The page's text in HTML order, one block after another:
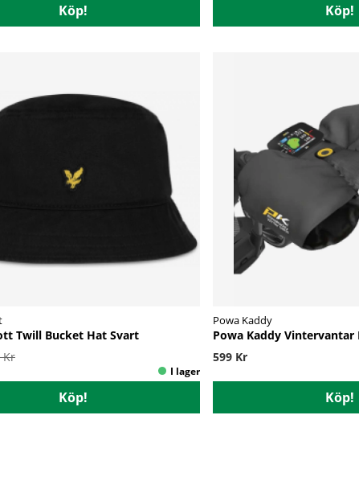
Köp! Köp!
Twill Bucket Hat Svart
Kr
Köp!
Powa Kaddy
Powa Kaddy Vintervantar
599 Kr
Köp!